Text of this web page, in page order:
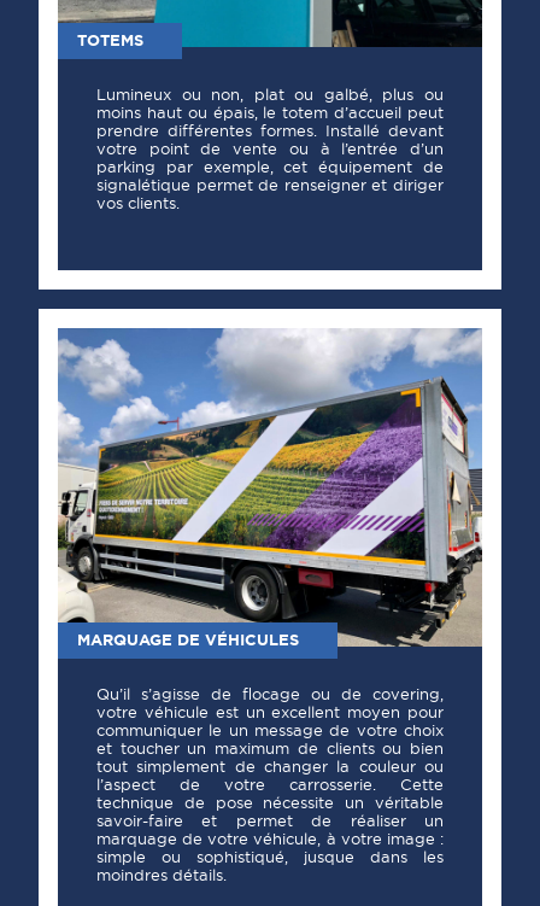
TOTEMS
Lumineux ou non, plat ou galbé, plus ou
moins haut ou épais, le totem d’accueil peut
prendre différentes formes. Installé devant
votre point de vente ou à l’entrée d’un
parking par exemple, cet équipement de
signalétique permet de renseigner et diriger
vos clients.
MARQUAGE DE VÉHICULES
Qu’il s’agisse de flocage ou de covering,
votre véhicule est un excellent moyen pour
communiquer le un message de votre choix
et toucher un maximum de clients ou bien
tout simplement de changer la couleur ou
l’aspect de votre carrosserie. Cette
technique de pose nécessite un véritable
savoir-faire et permet de réaliser un
marquage de votre véhicule, à votre image :
simple ou sophistiqué, jusque dans les
moindres détails.